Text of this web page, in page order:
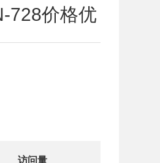
728价格优
访问量